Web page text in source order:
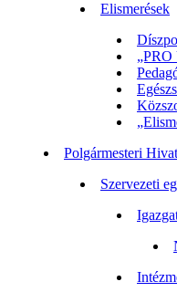
Elismerések
Polgármesteri
Szervezeti